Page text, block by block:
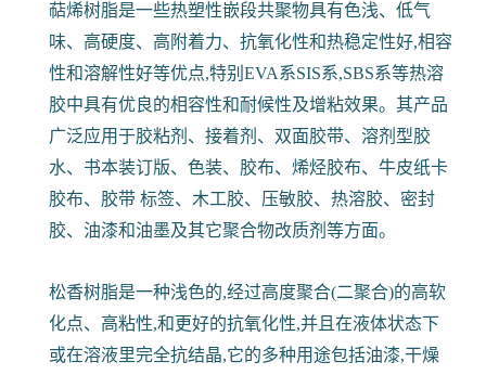
萜烯树脂是一些热塑性嵌段共聚物具有色浅、低气
味、高硬度、高附着力、抗氧化性和热稳定性好,相容
性和溶解性好等优点,特别EVA系SIS系,SBS系等热溶
胶中具有优良的相容性和耐候性及增粘效果。其产品
水、书本装订版、色装、胶布、烯烃胶布、牛皮纸卡